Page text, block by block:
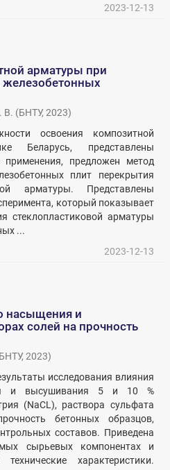
2023-12-13
арматуры при
железобетонных
В. (БНТУ,2023)
освоения композитной
Беларусь, представлены
применения, предложен метод
плит перекрытия
арматуры. Представлены
который показывает
стеклопластиковой арматуры
...
2023-12-13
насыщения и
солей на прочность
БНТУ,2023)
исследования влияния
и высушивания 5 и 10 %
(NaCL), раствора сульфата
бетонных образцов,
составов. Приведена
сырьевых компонентах и
характеристики.